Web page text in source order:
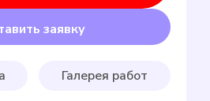
заявку
Галерея работ